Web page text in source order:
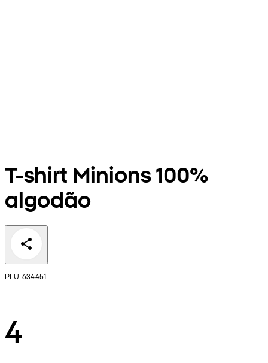
T-shirt Minions 100%
algodão
PLU: 634451
4